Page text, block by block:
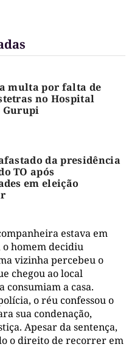
multa por falta de
no Hospital
Gurupi
da presidência
TO após
em eleição
estava em
homem decidiu
vizinha percebeu o
chegou ao local
consumiam a casa.
o réu confessou o
sua condenação,
Apesar da sentença,
o direito de recorrer em